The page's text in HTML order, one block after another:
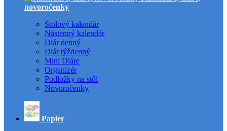
novoročenky
Stolový kalendár
Nástenný kalendár
Diár denný
Diár týždenný
Mini Diáre
Organizér
Podložky na stôl
Novoročenky
Papier